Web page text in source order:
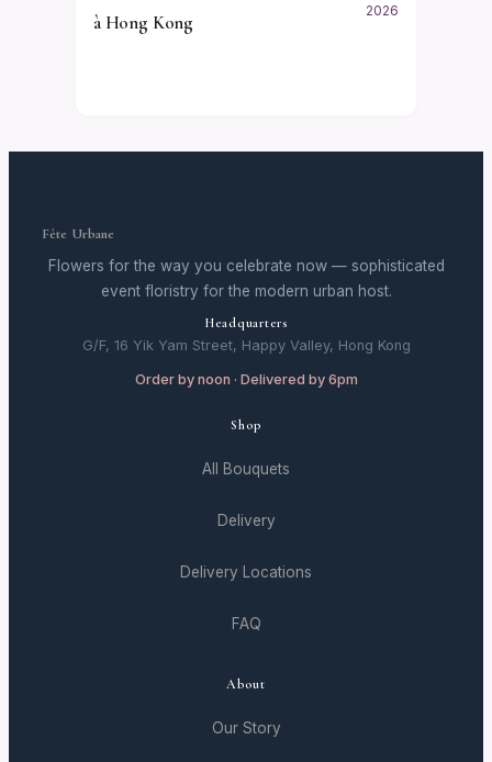
à Hong Kong
2026
Fête Urbane
Flowers for the way you celebrate now — sophisticated
event floristry for the modern urban host.
Headquarters
G/F, 16 Yik Yam Street, Happy Valley, Hong Kong
Order by noon · Delivered by 6pm
Shop
All Bouquets
Delivery
Delivery Locations
FAQ
About
Our Story